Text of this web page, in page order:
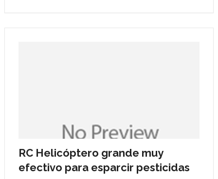
RC Helicóptero grande muy
efectivo para esparcir pesticidas